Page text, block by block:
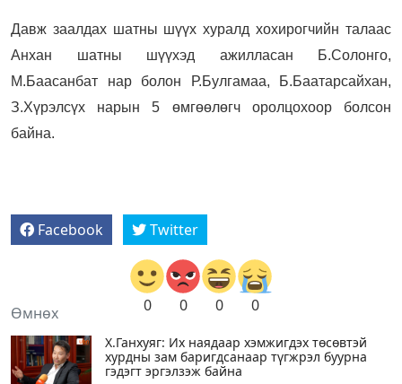
Давж заалдах шатны шүүх хуралд хохирогчийн талаас
Анхан шатны шүүхэд ажилласан Б.Солонго,
М.Баасанбат нар болон Р.Булгамаа, Б.Баатарсайхан,
З.Хүрэлсүх нарын 5 өмгөөлөгч оролцохоор болсон
байна.
Facebook Twitter
0 0 0 0
Өмнөх
Х.Ганхуяг: Их наядаар хэмжигдэх төсөвтэй
хурдны зам баригдсанаар түгжрэл буурна
гэдэгт эргэлзэж байна